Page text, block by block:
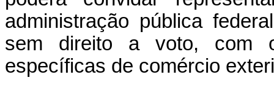
administração pública
sem direito a voto, com
específicas de comércio